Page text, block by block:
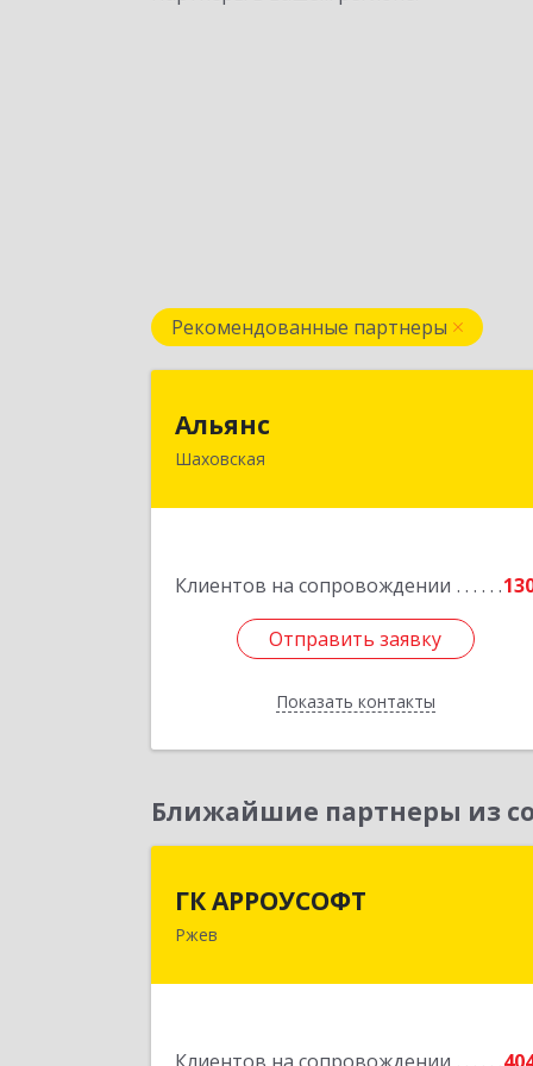
Рекомендованные партнеры
Альянс
Шаховская
Клиентов на сопровождении
Отправить заявку
Показать контакты
143700, Московская обл, Шаховской
Отправить заявку
Назад
Ближайшие партнеры из
ГК АРРОУСОФТ
Ржев
172381, Тверская обл, м.о. Ржевский,